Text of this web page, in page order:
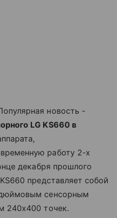
новость -
LG KS660 в
работу 2-х
декабря прошлого
представляет собой
сенсорным
240х400 точек.